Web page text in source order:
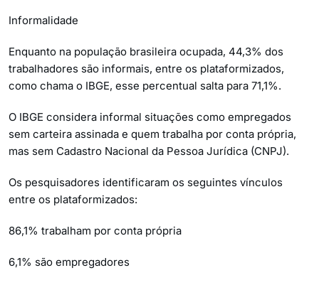
Informalidade
Enquanto na população brasileira ocupada, 44,3% dos
trabalhadores são informais, entre os plataformizados,
como chama o IBGE, esse percentual salta para 71,1%.
O IBGE considera informal situações como empregados
sem carteira assinada e quem trabalha por conta própria,
mas sem Cadastro Nacional da Pessoa Jurídica (CNPJ).
Os pesquisadores identificaram os seguintes vínculos
entre os plataformizados:
86,1% trabalham por conta própria
6,1% são empregadores